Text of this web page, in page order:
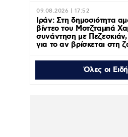
09.08.2026 | 17:52
Ιράν: Στη δημοσιότητα
βίντεο του Μοτζταμπά
συνάντηση με
για το αν βρίσκεται στη
Όλες οι